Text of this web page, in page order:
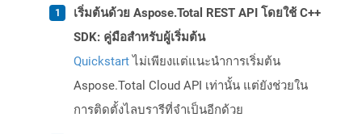
เริ่มต้นด้วย Aspose.Total REST API โดยใช้ C++
SDK: คู่มือสำหรับผู้เริ่มต้น
Quickstartไม่เพียงแต่แนะนำการเริ่มต้น
Aspose.Total Cloud API เท่านั้น แต่ยังช่วยใน
การติดตั้งไลบรารีที่จำเป็นอีกด้วย